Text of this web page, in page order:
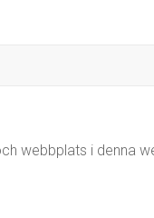
webbplats i denna